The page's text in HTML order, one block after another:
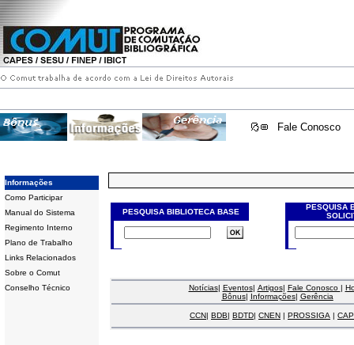
Fale Conosco
Informações
Como Participar
Manual do Sistema
Regimento Interno
Plano de Trabalho
Links Relacionados
Sobre o Comut
Conselho Técnico
PESQUISA BIBLIOTECA BASE
PESQUISA
Notícias| Eventos| Artigos| Fale Conosco |
Bônus| Informações| Gerência
CCN| BDB| BDTD| CNEN | PROSSIGA |